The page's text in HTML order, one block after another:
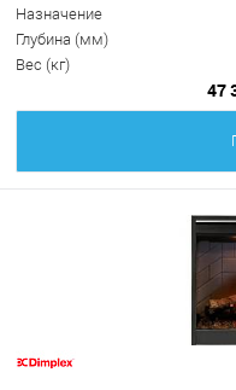
Назначение
Глубина (мм)
Вес (кг)
47